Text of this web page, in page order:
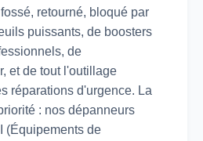
retourné, bloqué par
puissants, de boosters
de
et de tout l'outillage
réparations d'urgence. La
: nos dépanneurs
(Équipements de